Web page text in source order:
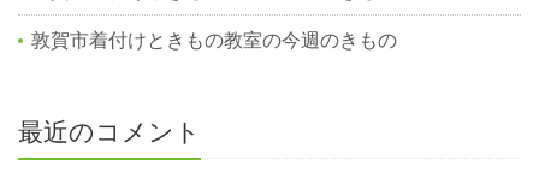
敦賀市着付けときもの教室の今週のきもの
最近のコメント